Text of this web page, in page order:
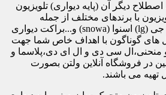
اصطلاح دیگر آن (پایه دیواری) تلویزیون
با برندهای مختلف از جمله
سامسونگ (samsung) و ال جی (lg) اسنوا (snowa) و...براکت دیواری
های گوناگون با اهداف خاص شما جهت
منحنی،ال سی دی و ال ای دی،پلاسما و
در فروشگاه آنلاین ولتن بصورت
تهیه می باشند.